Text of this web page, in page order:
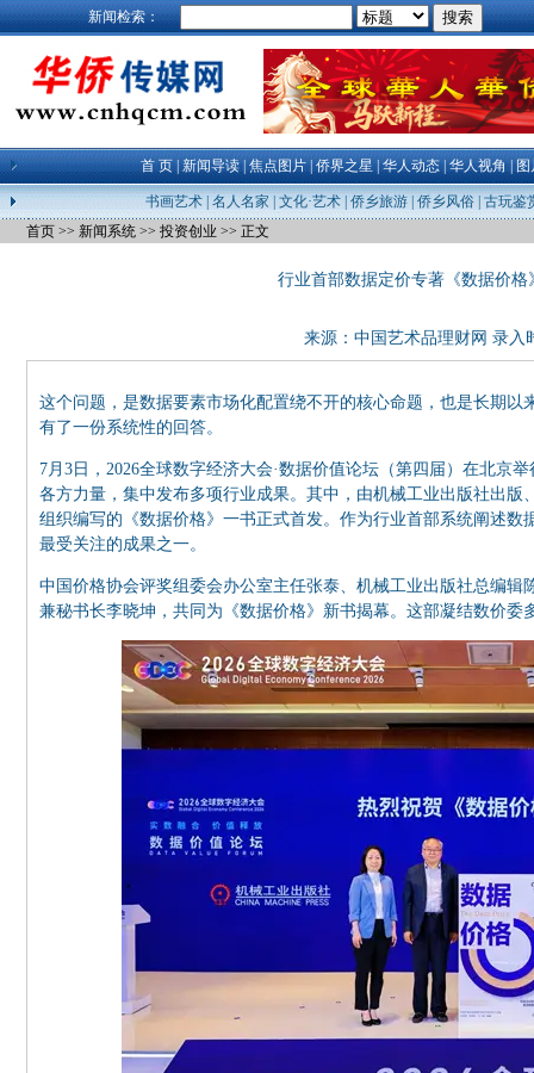
新闻检索：
首 页|新闻导读|焦点图片|侨界之星|华人动态|华人视角|图
书画艺术| 名人名家 文化·艺术| 侨乡旅游| 侨乡风俗| 古玩鉴
首页 >> 新闻系统 >> 投资创业 >> 正文
行业首部数据定价专著《数据价
来源： 中国艺术品理财网 录入
这个问题，是数据要素市场化配置绕不开的核心命题，也是长期以
有了一份系统性的回答。
7月3日，2026全球数字经济大会·数据价值论坛（第四届）在北京
各方力量，集中发布多项行业成果。其中，由机械工业出版社出版
组织编写的《数据价格》一书正式首发。作为行业首部系统阐述
最受关注的成果之一。
中国价格协会评奖组委会办公室主任张泰、机械工业出版社总编
兼秘书长李晓坤，共同为《数据价格》新书揭幕。这部凝结数价